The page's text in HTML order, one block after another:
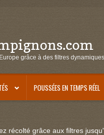
grâce à des filtres
POUSSÉES EN TEMPS RÉEL
récolté grâce aux filtres